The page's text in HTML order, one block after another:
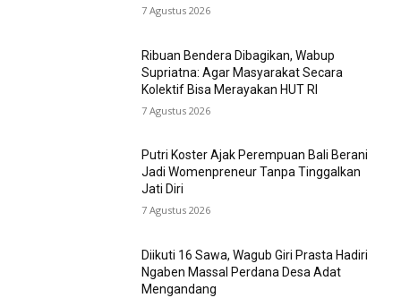
7 Agustus 2026
Ribuan Bendera Dibagikan, Wabup
Supriatna: Agar Masyarakat Secara
Kolektif Bisa Merayakan HUT RI
7 Agustus 2026
Putri Koster Ajak Perempuan Bali Berani
Jadi Womenpreneur Tanpa Tinggalkan
Jati Diri
7 Agustus 2026
Diikuti 16 Sawa, Wagub Giri Prasta Hadiri
Ngaben Massal Perdana Desa Adat
Mengandang